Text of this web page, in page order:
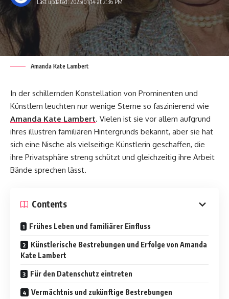
Last updated: 2025/01/14 at 2:36 PM
Amanda Kate Lambert
In der schillernden Konstellation von Prominenten und
Künstlern leuchten nur wenige Sterne so faszinierend wie
Amanda Kate Lambert. Vielen ist sie vor allem aufgrund
ihres illustren familiären Hintergrunds bekannt, aber sie hat
sich eine Nische als vielseitige Künstlerin geschaffen, die
ihre Privatsphäre streng schützt und gleichzeitig ihre Arbeit
Bände sprechen lässt.
Contents
Frühes Leben und familiärer Einfluss
Künstlerische Bestrebungen und Erfolge von Amanda
Kate Lambert
Für den Datenschutz eintreten
Vermächtnis und zukünftige Bestrebungen